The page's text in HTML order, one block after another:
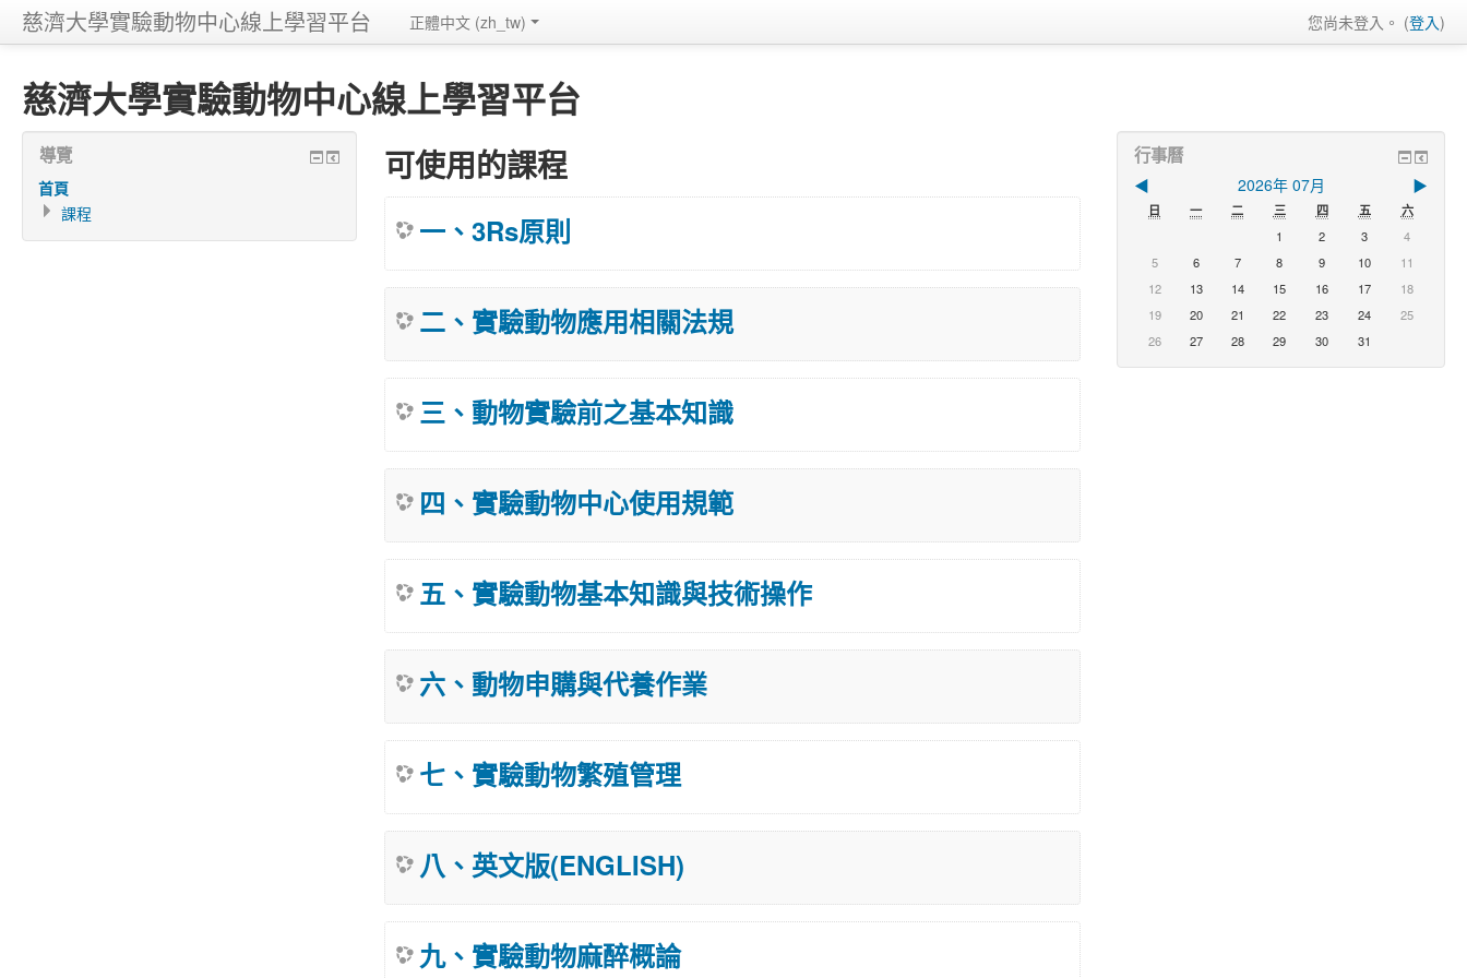
慈濟大學實驗動物中心線上學習平台 您尚未登入。 (登入)
正體中文 (zh_tw)
慈濟大學實驗動物中心線上學習平台
可使用的課程
一、3Rs原則
二、實驗動物應用相關法規
三、動物實驗前之基本知識
四、實驗動物中心使用規範
五、實驗動物基本知識與技術操作
六、動物申購與代養作業
七、實驗動物繁殖管理
八、英文版(ENGLISH)
九、實驗動物麻醉概論
導覽
首頁
課程
行事曆
◀ 2026年 07月 ▶
日 一 二 三 四 五
六
1
2 3
4
5
6 7 8 9 10
11
12
13 14 15 16 17
18
19
20 21 22 23 24
25
26
27 28 29 30 31